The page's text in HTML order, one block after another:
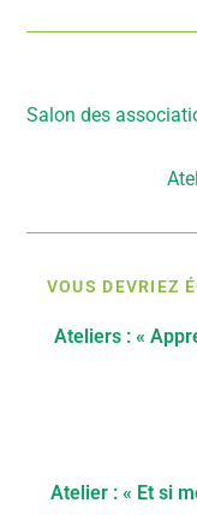
Salon des
VOUS DEVRIEZ
Ateliers : «
Atelier : « Et si